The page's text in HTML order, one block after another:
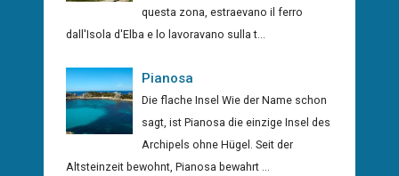
questa zona, estraevano il ferro
dall'Isola d'Elba e lo lavoravano sulla t...
Pianosa
Die flache Insel Wie der Name schon
sagt, ist Pianosa die einzige Insel des
Archipels ohne Hügel. Seit der
Altsteinzeit bewohnt, Pianosa bewahrt ...